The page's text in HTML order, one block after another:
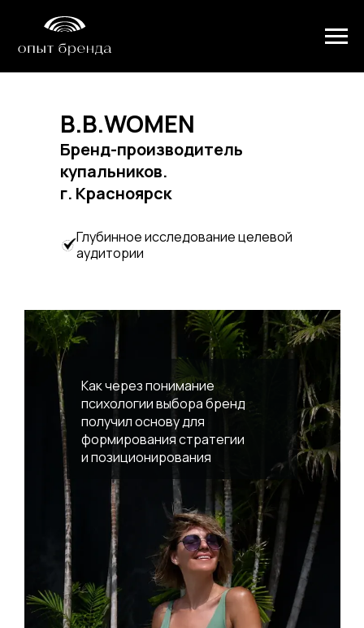
B.B.WOMEN
Бренд-производитель
купальников.
г. Красноярск
Глубинное исследование целевой
аудитории
Как через понимание
психологии выбора бренд
получил основу для
формирования стратегии
и позиционирования